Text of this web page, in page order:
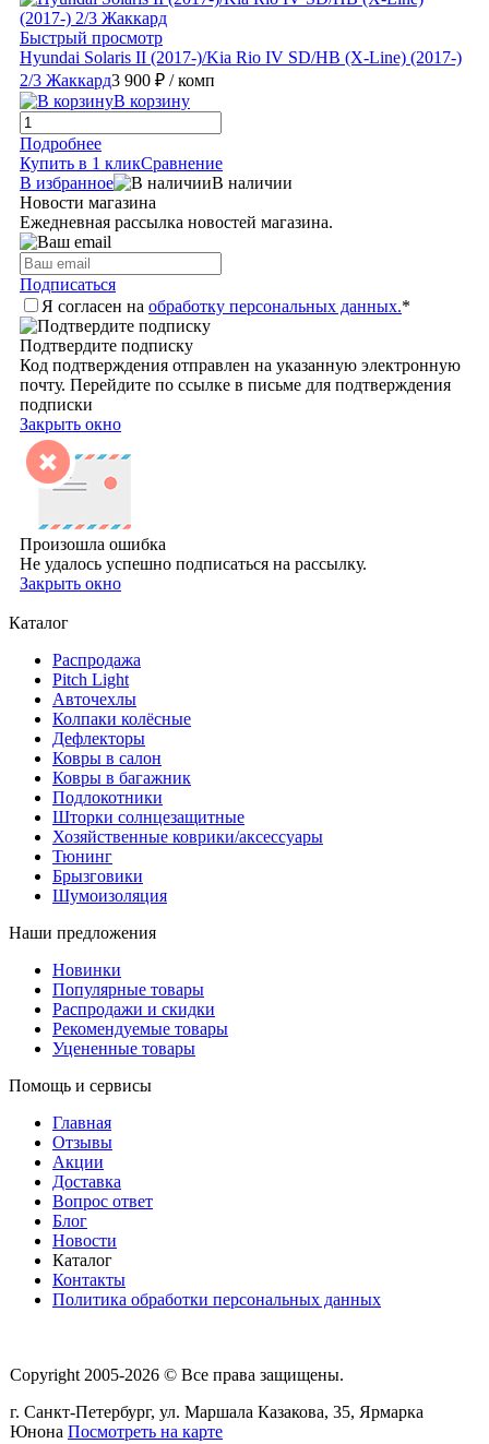
Быстрый просмотр
Hyundai Solaris II (2017-)/Kia Rio IV SD/HB (X-Line) (2017-)
2/3 Жаккард3 900 ₽ / комп
В корзину
Подробнее
Купить в 1 кликСравнение
В избранное
В наличии
Новости магазина
Ежедневная рассылка новостей магазина.
Подписаться
Я согласен на обработку персональных данных.*
Подтвердите подписку
Код подтверждения отправлен на указанную электронную
почту. Перейдите по ссылке в письме для подтверждения
подписки
Закрыть окно
Произошла ошибка
Не удалось успешно подписаться на рассылку.
Закрыть окно
Каталог
Распродажа
Pitch Light
Авточехлы
Колпаки колёсные
Дефлекторы
Ковры в салон
Ковры в багажник
Подлокотники
Шторки солнцезащитные
Хозяйственные коврики/аксессуары
Тюнинг
Брызговики
Шумоизоляция
Наши предложения
Новинки
Популярные товары
Распродажи и скидки
Рекомендуемые товары
Уцененные товары
Помощь и сервисы
Главная
Отзывы
Акции
Доставка
Вопрос ответ
Блог
Новости
Каталог
Контакты
Политика обработки персональных данных
Copyright 2005-2026 © Все права защищены.
г. Санкт-Петербург, ул. Маршала Казакова, 35, Ярмарка
Юнона Посмотреть на карте